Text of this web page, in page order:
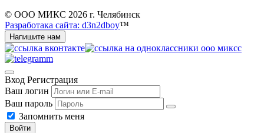
© ООО МИКС 2026 г. Челябинск
Разработака сайта: d3n2dboy™
Напишите нам
Вход Регистрация
Ваш логин
Ваш пароль
Запомнить меня
Войти